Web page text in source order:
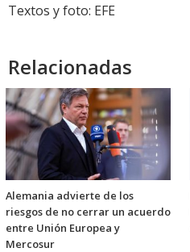
Textos y foto: EFE
Relacionadas
Alemania advierte de los
riesgos de no cerrar un acuerdo
entre Unión Europea y
Mercosur